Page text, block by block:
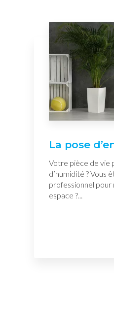
La pose
Votre pièce de vie
d’humidité ? Vous
professionnel
espace ?...